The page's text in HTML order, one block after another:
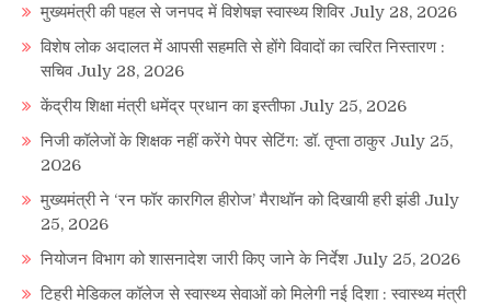
मुख्यमंत्री की पहल से जनपद में विशेषज्ञ स्वास्थ्य शिविर July 28, 2026
विशेष लोक अदालत में आपसी सहमति से होंगे विवादों का त्वरित निस्तारण :
सचिव July 28, 2026
केंद्रीय शिक्षा मंत्री धमेंद्र प्रधान का इस्तीफा July 25, 2026
निजी कॉलेजों के शिक्षक नहीं करेंगे पेपर सेटिंग: डॉ. तृप्ता ठाकुर July 25,
2026
मुख्यमंत्री ने ‘रन फॉर कारगिल हीरोज’ मैराथॉन को दिखायी हरी झंडी July
25, 2026
नियोजन विभाग को शासनादेश जारी किए जाने के निर्देश July 25, 2026
टिहरी मेडिकल कॉलेज से स्वास्थ्य सेवाओं को मिलेगी नई दिशा : स्वास्थ्य मंत्री